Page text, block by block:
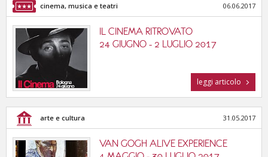
cinema, musica e teatri 06.06.2017
IL CINEMA RITROVATO
24 GIUGNO - 2 LUGLIO 2017
leggi articolo
arte e cultura 31.05.2017
VAN GOGH ALIVE EXPERIENCE